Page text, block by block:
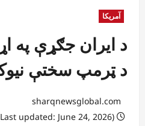
آمریکا
د ایران جګړې په
د ټرمپ سختې
sharqnewsglobal.com